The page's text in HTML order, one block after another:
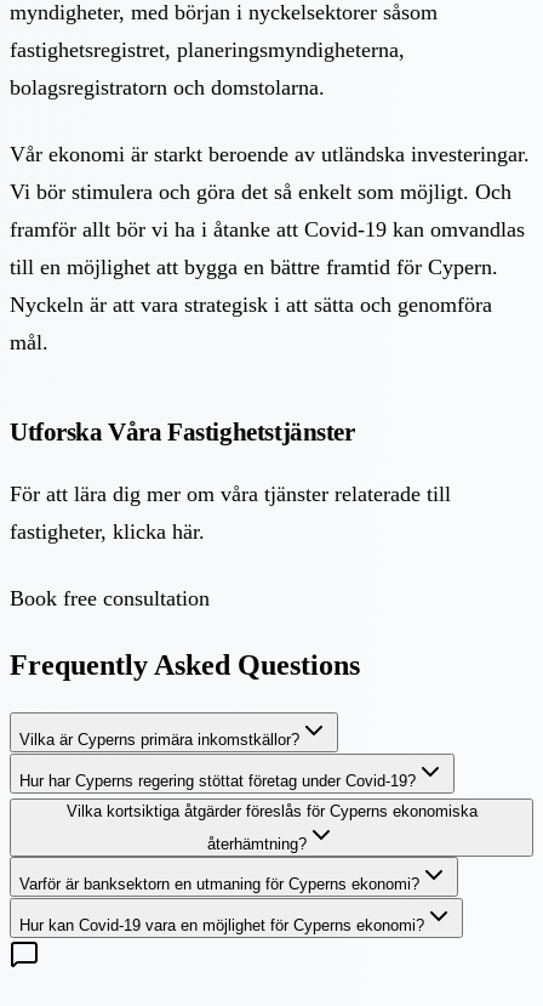
myndigheter, med början i nyckelsektorer såsom
fastighetsregistret, planeringsmyndigheterna,
bolagsregistratorn och domstolarna.
Vår ekonomi är starkt beroende av utländska investeringar.
Vi bör stimulera och göra det så enkelt som möjligt. Och
framför allt bör vi ha i åtanke att Covid-19 kan omvandlas
till en möjlighet att bygga en bättre framtid för Cypern.
Nyckeln är att vara strategisk i att sätta och genomföra
mål.
Utforska Våra Fastighetstjänster
För att lära dig mer om våra tjänster relaterade till
fastigheter, klicka här.
Book free consultation
Frequently Asked Questions
Vilka är Cyperns primära inkomstkällor?
Hur har Cyperns regering stöttat företag under Covid-19?
Vilka kortsiktiga åtgärder föreslås för Cyperns ekonomiska
återhämtning?
Varför är banksektorn en utmaning för Cyperns ekonomi?
Hur kan Covid-19 vara en möjlighet för Cyperns ekonomi?